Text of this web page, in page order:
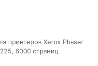
принтеров Xerox Phaser
6000 страниц